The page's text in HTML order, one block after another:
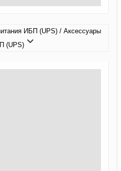
ИБП (UPS) / Аксессуары
(UPS)